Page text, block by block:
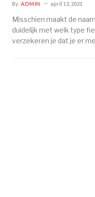
By ADMIN april 13, 2021
Misschien maakt de
duidelijk met welk type
verzekeren je dat je er